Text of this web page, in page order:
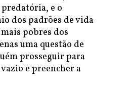
e o
dos padrões de vida
pobres dos
uma questão de
prosseguir para
e preencher a